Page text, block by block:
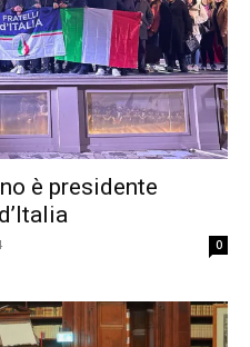
è presidente
0